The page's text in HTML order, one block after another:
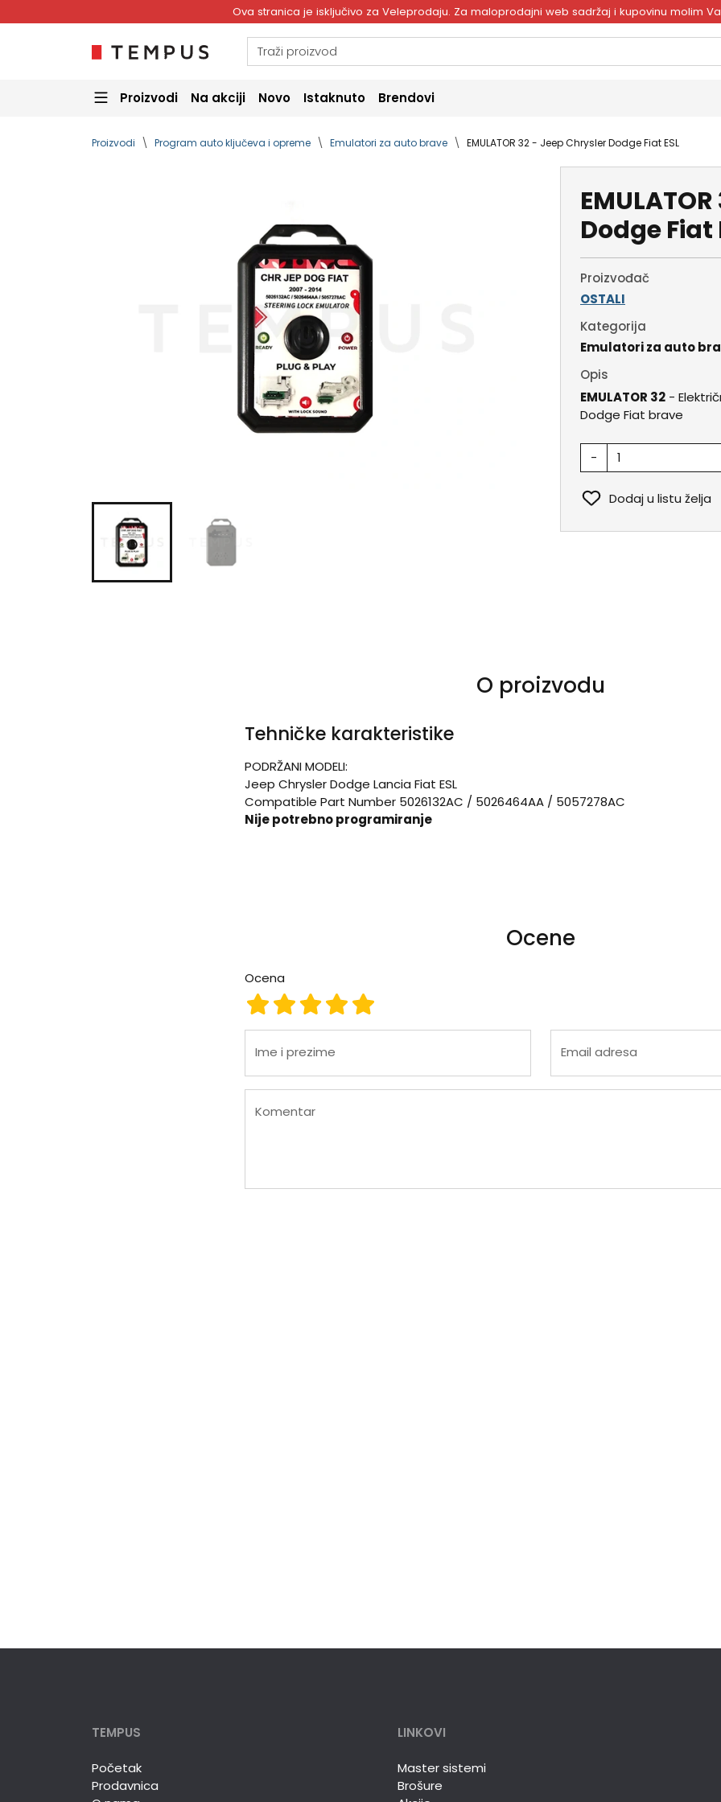
Ova stranica je isključivo za Veleprodaju. Za maloprodajni web sadržaj i kupovinu molim
Proizvodi Na akciji Novo Istaknuto Brendovi
Proizvodi Program auto ključeva i opreme Emulatori za auto brave EMULATOR 32 - Jeep Chrysler Dodge Fiat ESL
Dodge Fiat
Proizvođač
OSTALI
Kategorija
Emulatori za auto
Opis
EMULATOR 32 -
Dodge Fiat brave
-
Dodaj u listu želja
O proizvodu
Tehničke karakteristike
PODRŽANI MODELI:
Jeep Chrysler Dodge Lancia Fiat ESL
Compatible Part Number 5026132AC / 5026464AA / 5057278AC
Nije potrebno programiranje
Ocene
Ocena
Ocena 5
Ocena 4
Ocena 3
Ocena 2
Ocena 1
Ime i prezime Email adresa
Komentar
TEMPUS
Početak
Prodavnica
LINKOVI
Master sistemi
Brošure